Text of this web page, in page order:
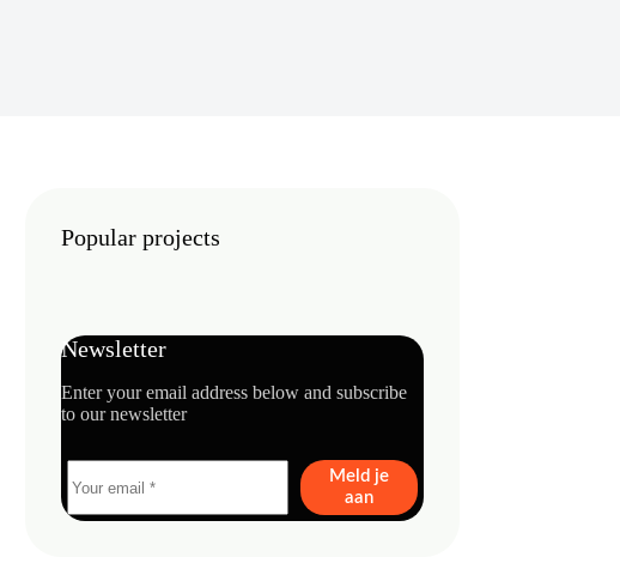
Popular projects
Newsletter
Enter your email address below and subscribe
to our newsletter
Meld je
aan